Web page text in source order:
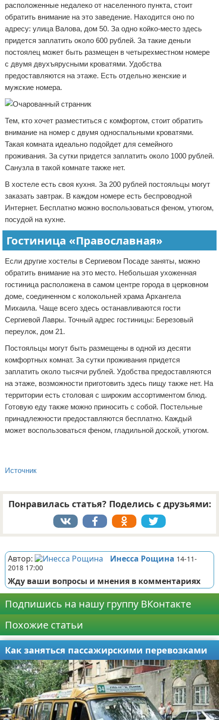
расположенные недалеко от населенного пункта, стоит
обратить внимание на это заведение. Находится оно по
адресу: улица Валова, дом 50. За одно койко-место здесь
придется заплатить около 600 рублей. За такие деньги
постоялец может быть размещен в четырехместном номере
с двумя двухъярусными кроватями. Удобства
предоставляются на этаже. Есть отдельно женские и
мужские номера.
Тем, кто хочет разместиться с комфортом, стоит обратить
внимание на номер с двумя односпальными кроватями.
Такая комната идеально подойдет для семейного
проживания. За сутки придется заплатить около 1000 рублей.
Санузла в такой комнате также нет.
В хостеле есть своя кухня. За 200 рублей постояльцы могут
заказать завтрак. В каждом номере есть беспроводной
Интернет. Бесплатно можно воспользоваться феном, утюгом,
посудой на кухне.
Гостиница «Православная»
Если другие хостелы в Сергиевом Посаде заняты, можно
обратить внимание на это место. Небольшая ухоженная
гостиница расположена в самом центре города в церковном
доме, соединенном с колокольней храма Архангела
Михаила. Чаще всего здесь останавливаются гости
Сергиевой Лавры. Точный адрес гостиницы: Березовый
переулок, дом 21.
Постояльцы могут быть размещены в одной из десяти
комфортных комнат. За сутки проживания придется
заплатить около тысячи рублей. Удобства предоставляются
на этаже, возможности приготовить здесь пищу также нет. На
территории есть столовая с широким ассортиментом блюд.
Готовую еду также можно приносить с собой. Постельные
принадлежности предоставляются бесплатно. Каждый
может воспользоваться феном, гладильной доской, утюгом.
Источник
Понравилась статья? Поделись с друзьями:
Автор: Инесса Рощина 14-11-
2018 17:00
Жду ваши вопросы и мнения в комментариях
Подпишись на нашу группу ВКонтакте
Похожие статьи
Как заняться пассажирскими перевозками